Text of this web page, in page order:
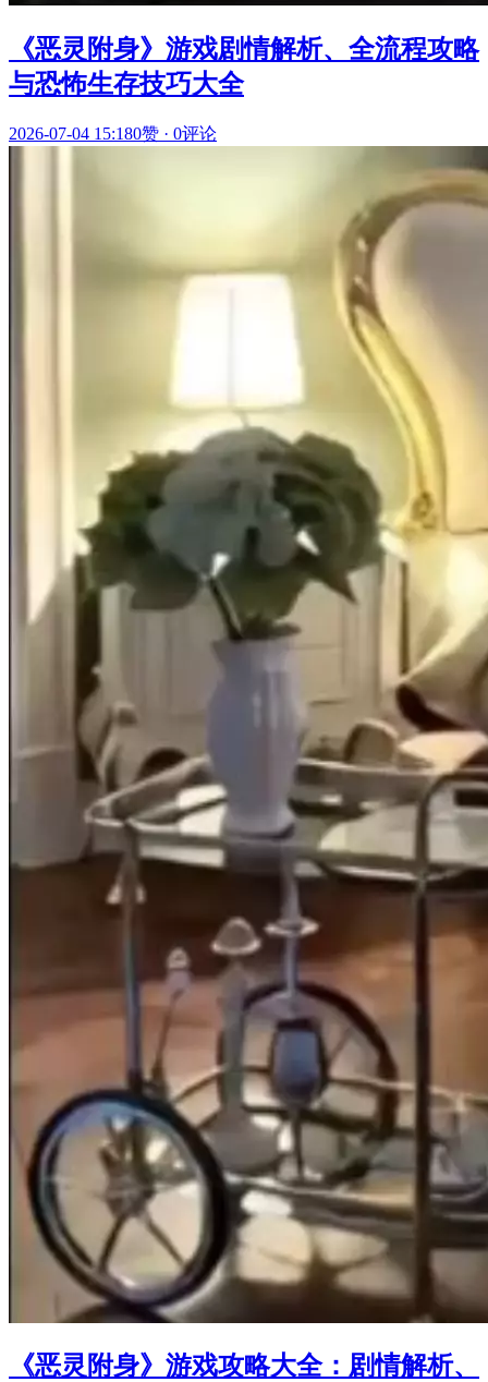
《恶灵附身》游戏剧情解析、全流程攻略
与恐怖生存技巧大全
2026-07-04 15:180赞 · 0评论
《恶灵附身》游戏攻略大全：剧情解析、